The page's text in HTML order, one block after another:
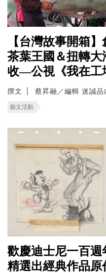
【台灣故事開箱
茶葉王國＆扭轉大
收—公視《我在工
撰文 蔡昇融／編輯 迷誠品
藝文活動
歡慶迪士尼一百週
精選出經典作品